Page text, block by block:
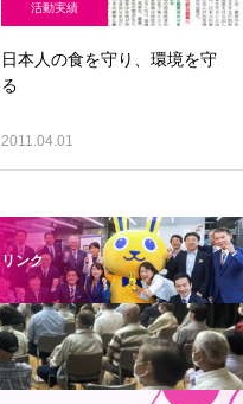
活動実績
日本人の食を守り、環境を守
る
2011.04.01
リンク